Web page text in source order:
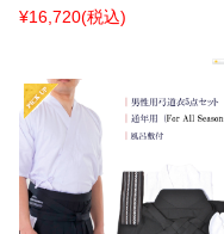
¥16,720(税込)